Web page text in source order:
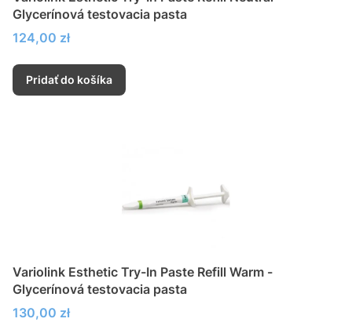
Glycerínová testovacia pasta
Cena
124,00 zł
Pridať do košíka
Variolink Esthetic Try-In Paste Refill Warm -
Glycerínová testovacia pasta
Cena
130,00 zł